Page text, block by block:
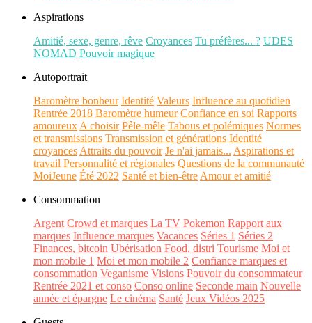
Aspirations
Amitié, sexe, genre, rêve Croyances Tu préfères... ? UDES
NOMAD Pouvoir magique
Autoportrait
Baromètre bonheur Identité Valeurs Influence au quotidien
Rentrée 2018 Baromètre humeur Confiance en soi Rapports
amoureux A choisir Pêle-mêle Tabous et polémiques Normes
et transmissions Transmission et générations Identité
croyances Attraits du pouvoir Je n'ai jamais... Aspirations et
travail Personnalité et régionales Questions de la communauté
MoiJeune Été 2022 Santé et bien-être Amour et amitié
Consommation
Argent Crowd et marques La TV Pokemon Rapport aux
marques Influence marques Vacances Séries 1 Séries 2
Finances, bitcoin Ubérisation Food, distri Tourisme Moi et
mon mobile 1 Moi et mon mobile 2 Confiance marques et
consommation Veganisme Visions Pouvoir du consommateur
Rentrée 2021 et conso Conso online Seconde main Nouvelle
année et épargne Le cinéma Santé Jeux Vidéos 2025